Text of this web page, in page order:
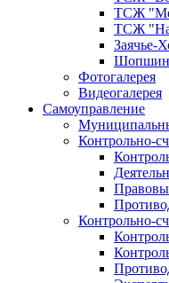
ТСЖ
ТСЖ
Фотогалерея
Видеогалерея
Самоуправление
Контрольно-
Контрольно-